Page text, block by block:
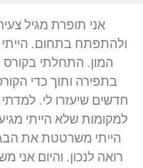
אני תופרת מגיל
ולהתפתח בתחום.
המון. התחלתי
בתפירה ותוך כדי
חדשים שיעזרו לי.
למקומות שלא הייתי
הייתי משרטטת את
רואה לנכון. והיום